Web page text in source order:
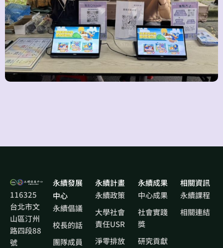
116325
台北市文
山區汀州
路四段88
號
永續發展
中心
永續倡議
校長的話
團隊成員
永續計畫
永續政策
大學社會
責任USR
淨零排放
永續成果
中心成果
社會實踐
獎
研究貢獻
相關資訊
永續課程
相關連結